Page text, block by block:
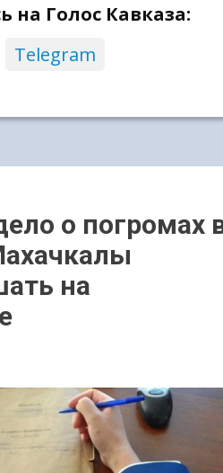
на Голос Кавказа:
Telegram
о погромах
на